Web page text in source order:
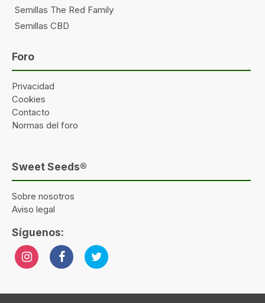
Semillas The Red Family
Semillas CBD
Foro
Privacidad
Cookies
Contacto
Normas del foro
Sweet Seeds®
Sobre nosotros
Aviso legal
Síguenos: